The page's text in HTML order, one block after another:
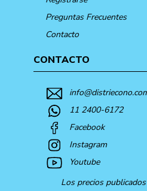
Preguntas Frecuentes
Contacto
CONTACTO
11 2400-6172
Facebook
Instagram
Youtube
Los precios